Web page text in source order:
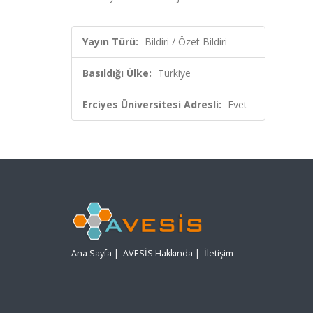
Yayın Türü: Bildiri / Özet Bildiri
Basıldığı Ülke: Türkiye
Erciyes Üniversitesi Adresli: Evet
Ana Sayfa | AVESİS Hakkında | İletişim